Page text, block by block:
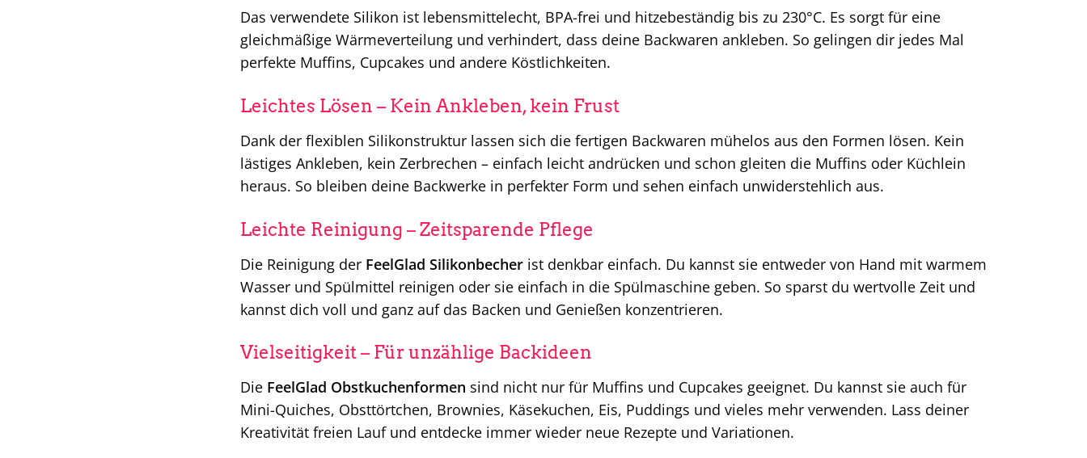
Das verwendete Silikon ist lebensmittelecht, BPA-frei und hitzebeständig bis zu 230°C. Es sorgt für eine
gleichmäßige Wärmeverteilung und verhindert, dass deine Backwaren ankleben. So gelingen dir jedes Mal
perfekte Muffins, Cupcakes und andere Köstlichkeiten.
Leichtes Lösen – Kein Ankleben, kein Frust
Dank der flexiblen Silikonstruktur lassen sich die fertigen Backwaren mühelos aus den Formen lösen. Kein
lästiges Ankleben, kein Zerbrechen – einfach leicht andrücken und schon gleiten die Muffins oder Küchlein
heraus. So bleiben deine Backwerke in perfekter Form und sehen einfach unwiderstehlich aus.
Leichte Reinigung – Zeitsparende Pflege
Die Reinigung der FeelGlad Silikonbecher ist denkbar einfach. Du kannst sie entweder von Hand mit warmem
Wasser und Spülmittel reinigen oder sie einfach in die Spülmaschine geben. So sparst du wertvolle Zeit und
kannst dich voll und ganz auf das Backen und Genießen konzentrieren.
Vielseitigkeit – Für unzählige Backideen
Die FeelGlad Obstkuchenformen sind nicht nur für Muffins und Cupcakes geeignet. Du kannst sie auch für
Mini-Quiches, Obsttörtchen, Brownies, Käsekuchen, Eis, Puddings und vieles mehr verwenden. Lass deiner
Kreativität freien Lauf und entdecke immer wieder neue Rezepte und Variationen.